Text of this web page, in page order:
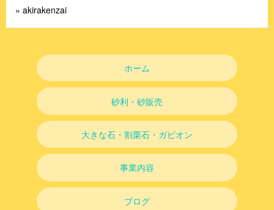
» akirakenzai
ホーム
砂利・砂販売
大きな石・割栗石・ガビオン
事業内容
ブログ